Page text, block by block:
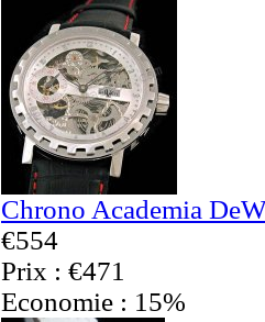
Chrono Academia
€554
Prix : €471
Economie : 15%